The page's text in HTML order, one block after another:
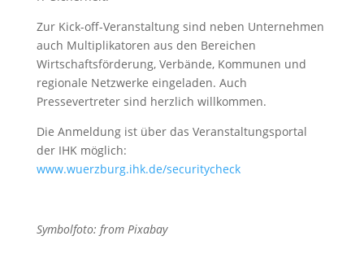
Zur Kick-off-Veranstaltung sind neben Unternehmen
auch Multiplikatoren aus den Bereichen
Wirtschaftsförderung, Verbände, Kommunen und
regionale Netzwerke eingeladen. Auch
Pressevertreter sind herzlich willkommen.
Die Anmeldung ist über das Veranstaltungsportal
der IHK möglich:
www.wuerzburg.ihk.de/securitycheck
Symbolfoto: from Pixabay